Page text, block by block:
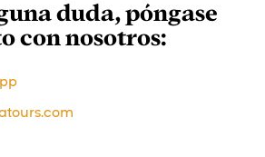
duda, póngase
con nosotros: